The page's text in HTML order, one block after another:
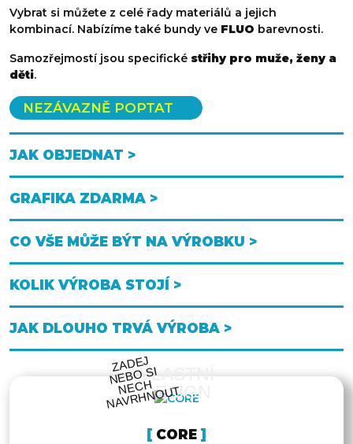
Vybrat si můžete z celé řady materiálů a jejich
kombinací. Nabízíme také bundy ve FLUO barevnosti.
Samozřejmostí jsou specifické střihy pro muže, ženy a
děti.
NEZÁVAZNĚ POPTAT
JAK OBJEDNAT >
GRAFIKA ZDARMA >
CO VŠE MŮŽE BÝT NA VÝROBKU >
KOLIK VÝROBA STOJÍ >
JAK DLOUHO TRVÁ VÝROBA >
VLASTNÍ
DESIGN
ZA
DEJ
NEB
O SI
NE
C
H
NAV
R
H
N
O
UT
CORE